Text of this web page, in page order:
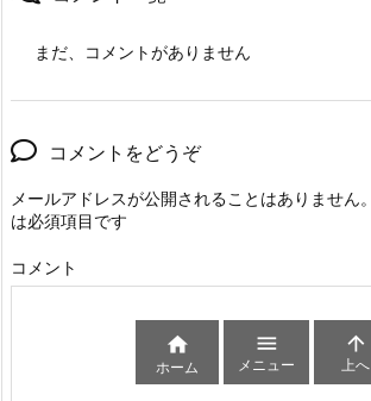
まだ、コメントがありません
コメントをどうぞ
メールアドレスが公開されることはありません。
は必須項目です
コメント

ホーム

メニュー

上へ